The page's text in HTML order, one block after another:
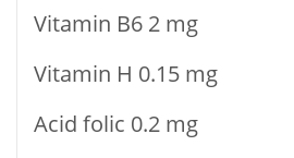
Vitamin B6 2 mg
Vitamin H 0.15 mg
Acid folic 0.2 mg